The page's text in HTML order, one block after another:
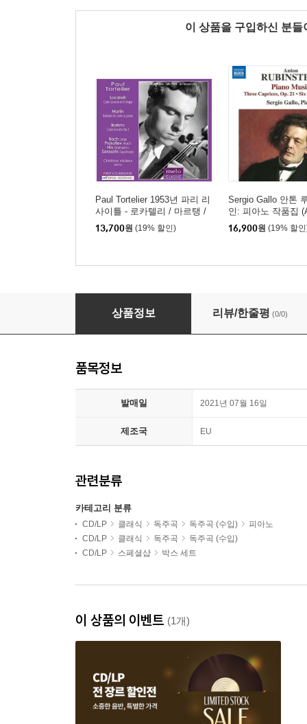
이 상품을 구입하신 분
Paul Tortelier 1953년 파리 리
사이틀 - 로카텔리 / 마르탱 /
브람스: 첼로 작품집 (Locatell
i / Martin / Brahms: Cello Wo
13,700원 (19% 할인)
Sergio Gallo 안톤
인: 피아노 작품집
binstein: Piano
Caprices, Op. 21;
16,900원 (19% 할
빌헬름 박하우스 에디션 (Wilhelm Backhaus
상품정보 리뷰/한줄평 (0/0)
품목정보
발매일 2021년 07월 16일
제조국 EU
관련분류
카테고리 분류
CD/LP 클래식 독주곡 독주곡 (수입)
피아노
CD/LP
클래식 독주곡
독주곡 (수입)
CD/LP
스페셜샵 박스 세트
이 상품의 이벤트 (1개)